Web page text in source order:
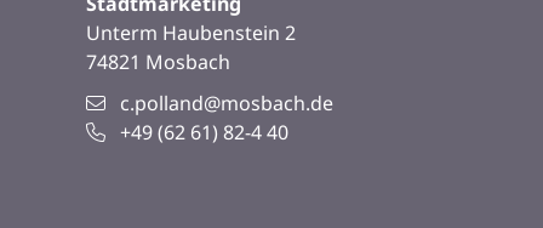
Unterm Haubenstein 2
74821 Mosbach
c.polland@mosbach.de
+49 (62 61) 82-440